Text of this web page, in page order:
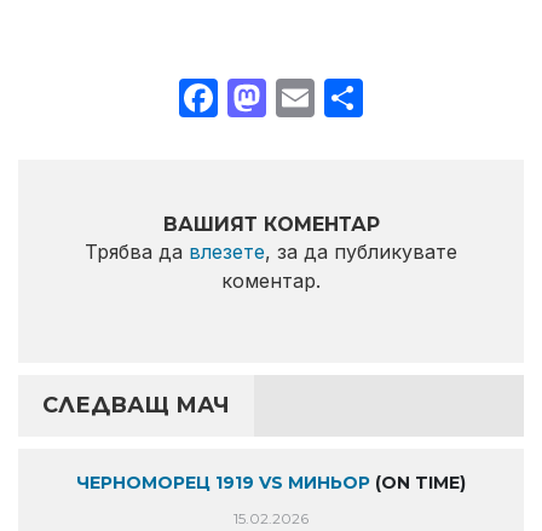
Facebook
Mastodon
Email
ВАШИЯТ КОМЕНТАР
Трябва да влезете, за да публикувате
коментар.
СЛЕДВАЩ МАЧ
ЧЕРНОМОРЕЦ 1919 VS МИНЬОР (ON TIME)
15.02.2026